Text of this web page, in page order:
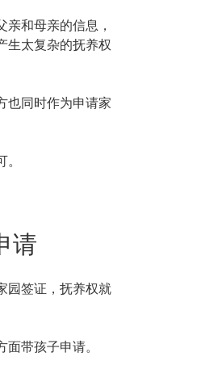
和母亲的信息，
生太复杂的抚养权
也同时作为申请家
请
园签证，抚养权就
带孩子申请。